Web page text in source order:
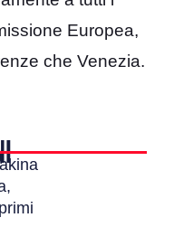
Europea,
che Venezia.